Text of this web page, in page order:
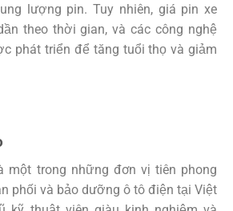
lượng pin. Tuy nhiên, giá pin xe
theo thời gian, và các công nghệ
phát triển để tăng tuổi thọ và giảm
một trong những đơn vị tiên phong
phối và bảo dưỡng ô tô điện tại Việt